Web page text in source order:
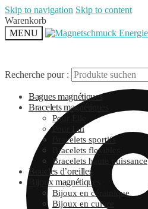
Skip to navigation Skip to content
Warenkorb
MENU
Recherche pour :
Bagues magnétiques
Bracelets magnétiques
Pour Elle
Pour Lui
Bracelets sportifs
Bracelets flexibles
Bracelets haute puissance
Boucles d’oreilles
Bijoux magnétiques
Bijoux en céramique
Bijoux en cuivre